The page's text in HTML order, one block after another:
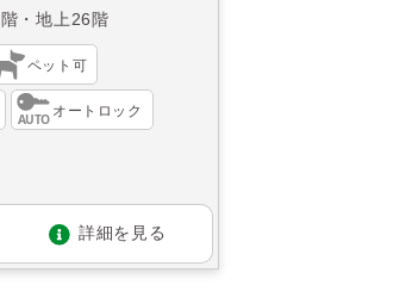
・地上26階
ペット可
オートロック
詳細を見る